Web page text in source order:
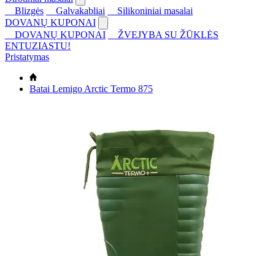
Blizgės
Galvakabliai
Silikoniniai masalai
DOVANŲ KUPONAI
DOVANŲ KUPONAI
ŽVEJYBA SU ŽŪKLĖS
ENTUZIASTU!
Pristatymas
Batai Lemigo Arctic Termo 875